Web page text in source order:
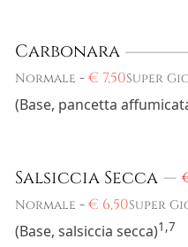
Carbonara
Normale -€ 7,50Super
(Base, pancetta
Salsiccia Secca
Normale -€ 6,50Super
(Base, salsiccia secca)1,7